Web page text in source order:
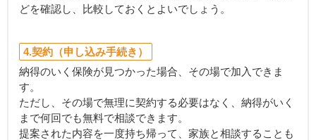
どを確認し、比較しておくとよいでしょう。
4.契約（申し込み手続き）
納得のいく保険が見つかった場合、その場で加入できま
す。
ただし、その場で無理に契約する必要はなく、納得がいく
まで何回でも無料で相談できます。
提案された内容を一度持ち帰って、家族と相談することも